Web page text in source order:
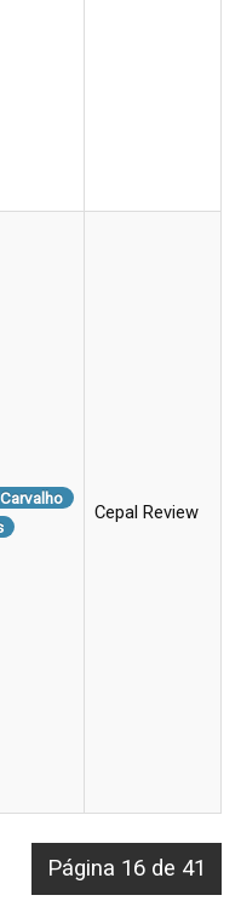
Cepal Review
Página 16 de 41